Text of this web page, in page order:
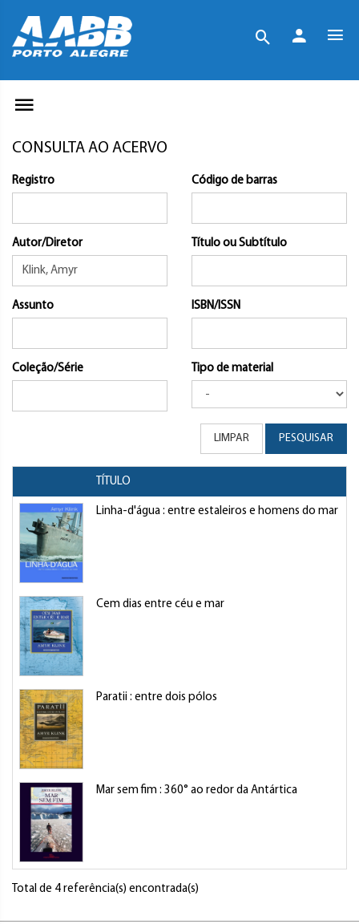
CONSULTA AO ACERVO
Registro Código de barras
Autor/Diretor Título ou Subtítulo
Assunto ISBN/ISSN
Coleção/Série Tipo de material
LIMPAR PESQUISAR
TÍTULO
Linha-d'água : entre estaleiros e homens do mar
Cem dias entre céu e mar
Paratii : entre dois pólos
Mar sem fim : 360° ao redor da Antártica
Total de 4 referência(s) encontrada(s)